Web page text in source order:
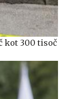
kot 300 tisoč